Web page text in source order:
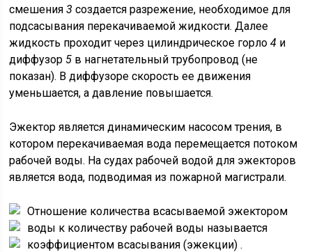
смешения3 создается разрежение, необходимое для
подсасывания перекачиваемой жидкости. Далее
жидкость проходит через цилиндрическое горло4 и
диффузор 5 в нагнетательный трубопровод (не
показан). В диффузоре скорость ее движения
уменьшается, а давление повышается.
Эжектор является динамическим насосом трения, в
котором перекачиваемая вода перемещается потоком
рабочей воды. На судах рабочей водой для эжекторов
является вода, подводимая из пожарной магистрали.
Отношение количества всасываемой эжектором
воды к количествурабочей воды называется
коэффициентом всасывания (эжекции).